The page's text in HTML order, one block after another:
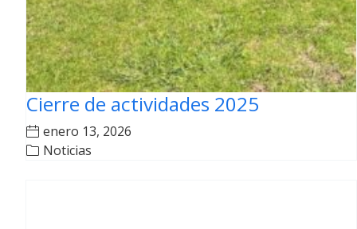
Cierre de actividades 2025
enero 13, 2026
Noticias